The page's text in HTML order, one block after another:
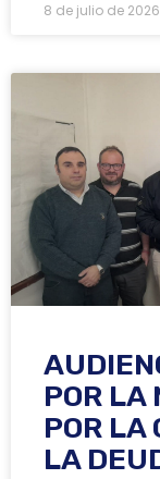
8 de julio de 2026
POR LA
POR LA
LA